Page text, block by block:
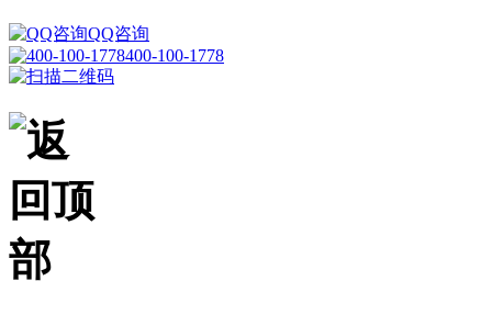
QQ咨询
400-100-1778